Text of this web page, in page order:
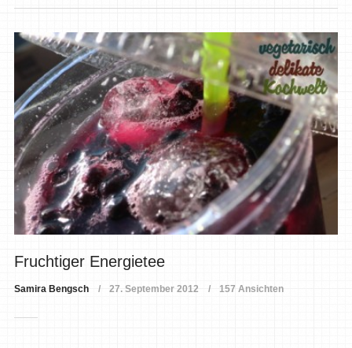
Fruchtiger Energietee
Samira Bengsch 27. September 2012 157 Ansichten